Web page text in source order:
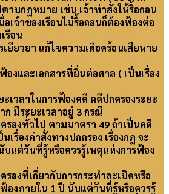
ามกฎหมาย เช่น เจ้าท่าสั่งให้รื้อถอน
อเจ้าของเรือนไม่รื้อถอนก็ต้องฟ้องต่อ
รือน
ยียวยา แก้ไขความเดือดร้อนเสียหาย
งและเอกสารที่ยื่นต่อศาล ( เป็นเรื่อง
เวลาในการฟ้องคดี คดีปกครองระยะ
มีระยะเวลาอยู่ 3 กรณี
ทั่วไป ตามมาตรา 49 ถ้าเป็นคดี
เรื่องคำสั่งทางปกครอง เรื่องกฎ จะ
แต่วันที่รู้หรือควรรู้เหตุแห่งการฟ้อง
ที่เกี่ยวกับการกระทำละเมิดหรือ
องภายใน 1 ปี นับแต่วันที่รู้หรือควรรู้